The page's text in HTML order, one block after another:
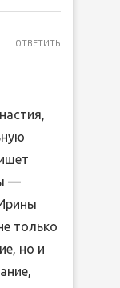
—
только
но и
ОТВЕТИТЬ